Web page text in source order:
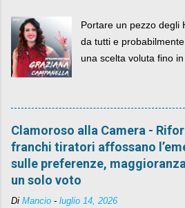
Portare un pezzo degli
da tutti e
una scelta voluta fino
Clamoroso alla Camera -
franchi tiratori affossano
sulle preferenze,
un solo voto
Di Mancio - luglio 14, 2026